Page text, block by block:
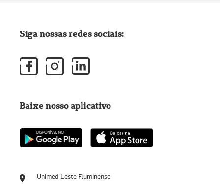
Unimed Leste Fluminense
Siga nossas redes sociais:
Baixe nosso aplicativo